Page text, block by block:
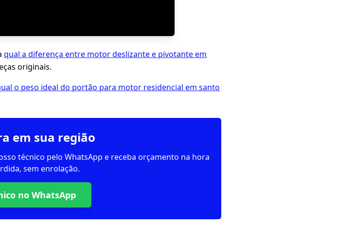
qual a diferença entre motor deslizante e pivotante em
originais.
o peso ideal do portão para motor residencial em santo
em sua região
técnico pelo WhatsApp e receba orçamento na hora
sem enrolação.
no WhatsApp